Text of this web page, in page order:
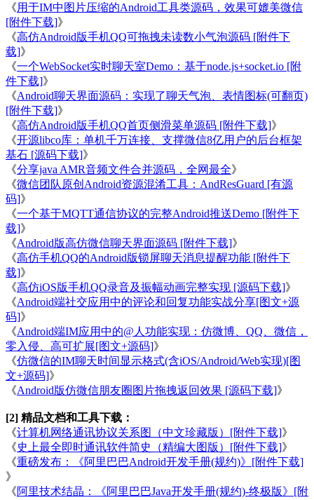
《用于IM中图片压缩的Android工具类源码，效果可媲美微信
[附件下载]》
《高仿Android版手机QQ可拖拽未读数小气泡源码 [附件下
载]》
《一个WebSocket实时聊天室Demo：基于node.js+socket.io [附
件下载]》
《Android聊天界面源码：实现了聊天气泡、表情图标(可翻页)
[附件下载]》
《高仿Android版手机QQ首页侧滑菜单源码 [附件下载]》
《开源libco库：单机千万连接、支撑微信8亿用户的后台框架
基石 [源码下载]》
《分享java AMR音频文件合并源码，全网最全》
《微信团队原创Android资源混淆工具：AndResGuard [有源
码]》
《一个基于MQTT通信协议的完整Android推送Demo [附件下
载]》
《Android版高仿微信聊天界面源码 [附件下载]》
《高仿手机QQ的Android版锁屏聊天消息提醒功能 [附件下
载]》
《高仿iOS版手机QQ录音及振幅动画完整实现 [源码下载]》
《Android端社交应用中的评论和回复功能实战分享[图文+源
码]》
《Android端IM应用中的@人功能实现：仿微博、QQ、微信，
零入侵、高可扩展[图文+源码]》
《仿微信的IM聊天时间显示格式(含iOS/Android/Web实现)[图
文+源码]》
《Android版仿微信朋友圈图片拖拽返回效果 [源码下载]》
[2] 精品文档和工具下载：
《计算机网络通讯协议关系图（中文珍藏版）[附件下载]》
《史上最全即时通讯软件简史（精编大图版）[附件下载]》
《重磅发布：《阿里巴巴Android开发手册(规约)》[附件下载]
》
《阿里技术结晶：《阿里巴巴Java开发手册(规约)-终极版》[附